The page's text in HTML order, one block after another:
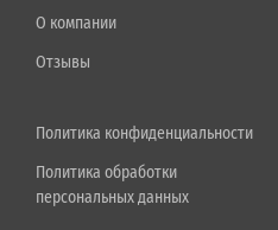
О компании
Отзывы
Политика конфиденциальности
Политика обработки
персональных данных